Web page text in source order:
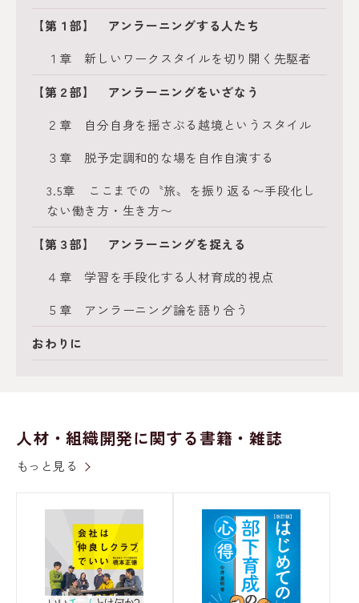
【第１部】 アンラーニングする人たち
１章 新しいワークスタイルを切り開く先駆者
【第２部】 アンラーニングをいざなう
２章 自分自身を揺さぶる越境というスタイル
３章 脱予定調和的な場を自作自演する
3.5章 ここまでの〝旅〟を振り返る〜手段化し
ない働き方・生き方〜
【第３部】 アンラーニングを捉える
４章 学習を手段化する人材育成的視点
５章 アンラーニング論を語り合う
おわりに
人材・組織開発に関する書籍・雑誌
もっと見る